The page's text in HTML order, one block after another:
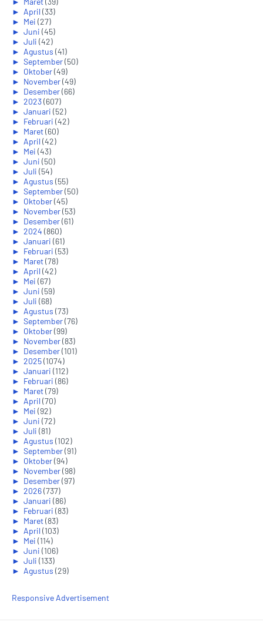
► April(33)
► Mei (27)
► Juni (45)
► Juli (42)
► Agustus (41)
► September(50)
► Oktober(49)
► November(49)
► Desember(66)
► 2023(607)
► Januari (52)
► Februari (42)
► Maret(60)
► April(42)
► Mei (43)
► Juni (50)
► Juli (54)
► Agustus (55)
► September(50)
► Oktober(45)
► November(53)
► Desember(61)
► 2024 (860)
► Januari (61)
► Februari (53)
► Maret(78)
► April(42)
► Mei (67)
► Juni (59)
► Juli (68)
► Agustus (73)
► September(76)
► Oktober(99)
► November(83)
► Desember(101)
► 2025(1074)
► Januari (112)
► Februari (86)
► Maret(79)
► April(70)
► Mei (92)
► Juni (72)
► Juli (81)
► Agustus (102)
► September(91)
► Oktober(94)
► November(98)
► Desember(97)
► 2026(737)
► Januari (86)
► Februari (83)
► Maret(83)
► April(103)
► Mei (114)
► Juni (106)
► Juli (133)
► Agustus (29)
Responsive Advertisement